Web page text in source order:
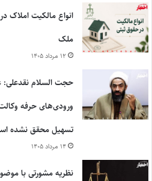
ملک
۱۲ مرداد ۱۴۰۵
حجت السلام
ورودی‌های حرفه
تسهیل محقق نشده
۱۴ مرداد ۱۴۰۵
نظریه مشورتی با